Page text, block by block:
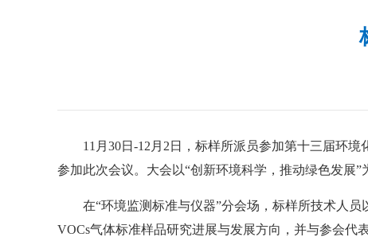
11月30日-12月2日，标样所派员参加第十三届环
参加此次会议。大会以“创新环境科学，推动绿色发
在“环境监测标准与仪器”分会场，标样所技术人
VOCs气体标准样品研究进展与发展方向，并与参会代